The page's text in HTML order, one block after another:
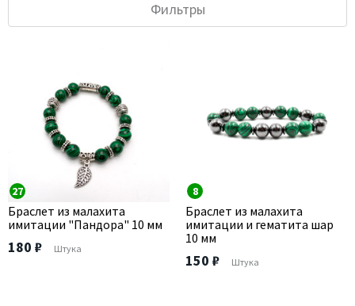
Фильтры
27
Браслет из малахита
имитации "Пандора" 10 мм
180 ₽ Штука
8
Браслет из малахита
имитации и гематита шар
10 мм
150 ₽ Штука